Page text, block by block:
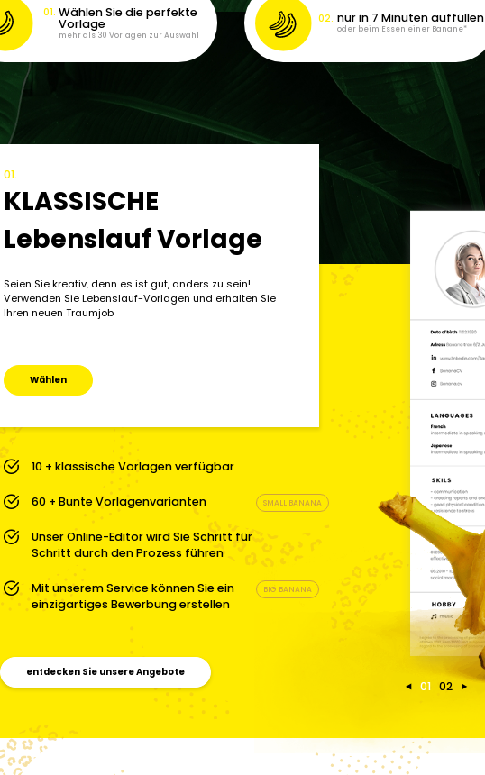
Wählen Sie die perfekte
Vorlage
mehr als 30 Vorlagen zur Auswahl
nur in 7 Minuten auffüllen
oder beim Essen einer Banane*
01.
KLASSISCHE
Lebenslauf Vorlage
Seien Sie kreativ, denn es ist gut, anders zu sein!
Verwenden Sie Lebenslauf-Vorlagen und erhalten Sie
Ihren neuen Traumjob
Wählen
10 + klassische Vorlagen verfügbar
60 + Bunte Vorlagenvarianten SMALL BANANA
Unser Online-Editor wird Sie Schritt für
Schritt durch den Prozess führen
Mit unserem Service können Sie ein
einzigartiges Bewerbung erstellen
BIG BANANA
entdecken Sie unsere Angebote
01 02